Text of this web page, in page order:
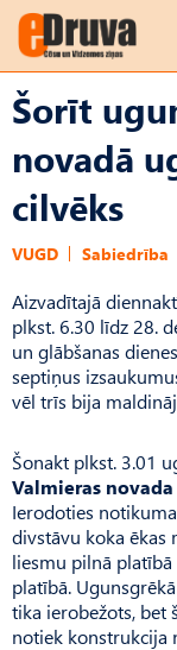
Šorīt
novadā
cilvēks
VUGD Sabiedrība
Aizvadītajā
plkst. 6.30 līdz 28.
un glābšanas
septiņus
vēl trīs bija
Šonakt plkst. 3.01
Valmieras
Ierodoties
divstāvu koka ēkas
liesmu pilnā platībā
platībā.
tika ierobežots, bet
notiek konstrukcija